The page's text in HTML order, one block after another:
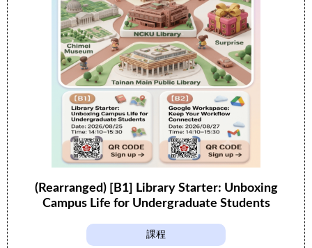
(Rearranged) [B1] Library Starter: Unboxing
Campus Life for Undergraduate Students
課程